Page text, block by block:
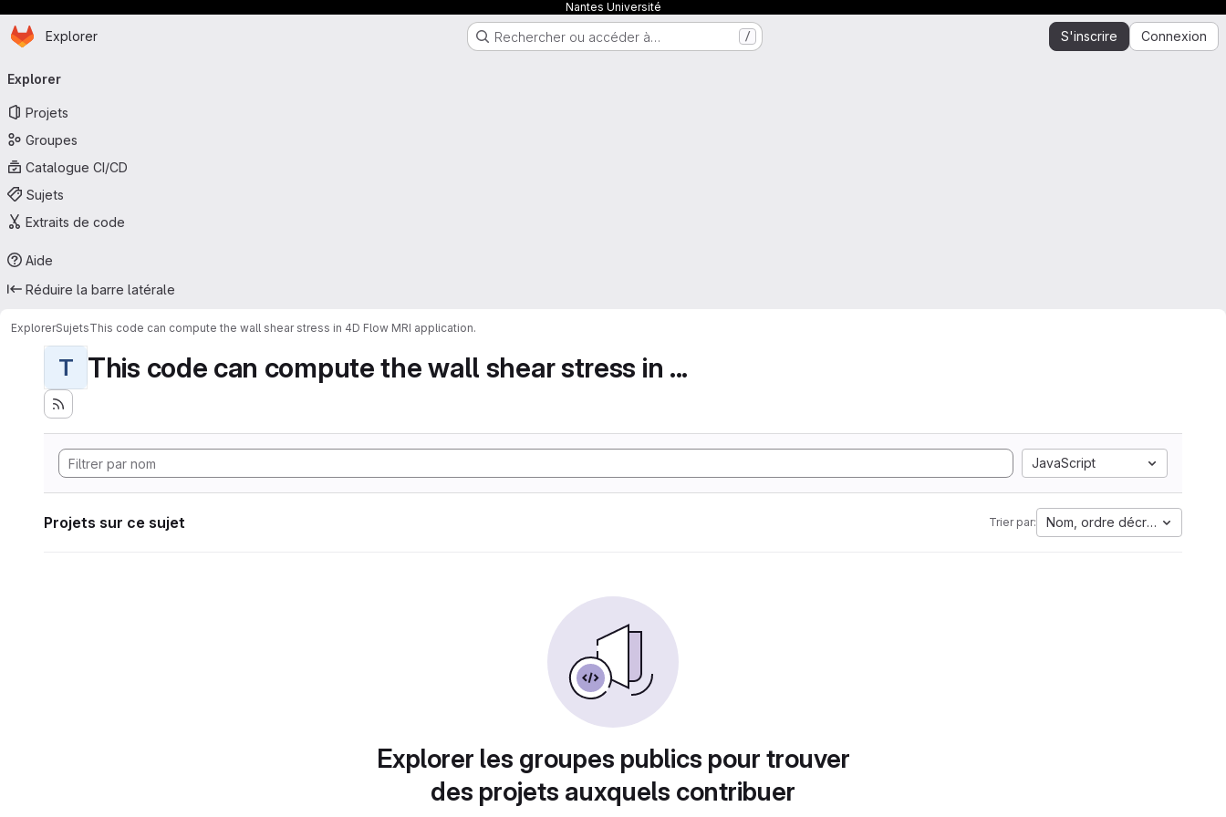
Nantes Université
Passer au contenu principal
Page d'accueil
Explorer Rechercher ou accéder à… / S'inscrire Connexion
principale
Explorer
Projets
Groupes
Catalogue CI/CD
Sujets
Extraits de code
Aide
Réduire la barre latérale
ExplorerSujetsThis code can compute the wall shear stress in 4D Flow MRI application.
T This code can compute the wall shear stress in ...
JavaScript
Projets sur ce sujet Trier par: Nom, ordre décroissant
Explorer les groupes publics pour trouver
des projets auxquels contribuer